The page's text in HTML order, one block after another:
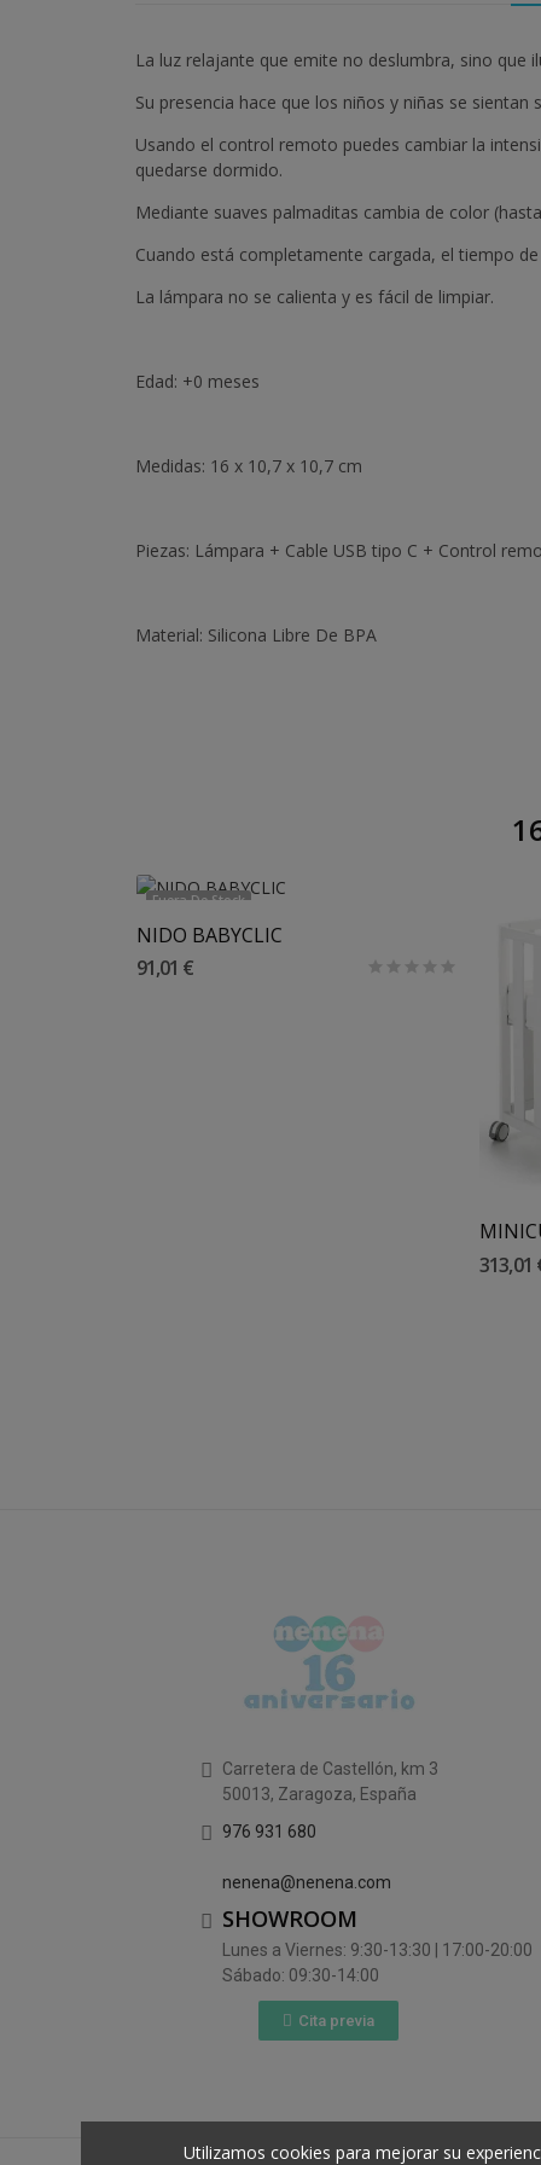
La luz relajante que emite no deslumbra, sino que
Su presencia hace que los niños y niñas se
Usando el control remoto puedes cambiar la
quedarse dormido.
Mediante suaves palmaditas cambia de color
Cuando está completamente cargada, el tiempo
La lámpara no se calienta y es fácil de limpiar.
Edad: +0 meses
Medidas: 16 x 10,7 x 10,7 cm
Piezas: Lámpara + Cable USB tipo C + Control
Material: Silicona Libre De BPA
Fuera De Stock
NIDO BABYCLIC
91,01 €
313,01
Carretera de Castellón, km 3
50013, Zaragoza, España
976 931 680
nenena@nenena.com
SHOWROOM
Lunes a Viernes: 9:30-13:30 | 17:00-20:00
Sábado: 09:30-14:00
Cita previa
Utilizamos cookies para mejorar su